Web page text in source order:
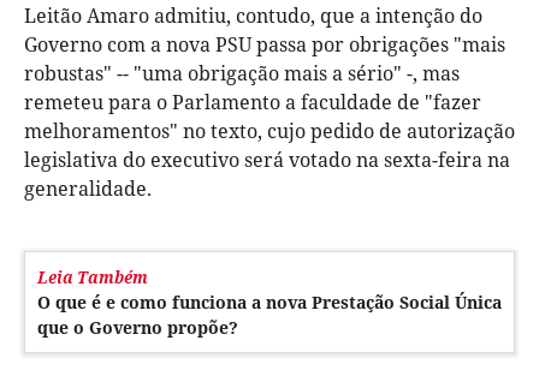
Leitão Amaro admitiu, contudo, que a intenção do
Governo com a nova PSU passa por obrigações "mais
robustas" -- "uma obrigação mais a sério" -, mas
remeteu para o Parlamento a faculdade de "fazer
melhoramentos" no texto, cujo pedido de autorização
legislativa do executivo será votado na sexta-feira na
generalidade.
Leia Também
O que é e como funciona a nova Prestação Social Única
que o Governo propõe?